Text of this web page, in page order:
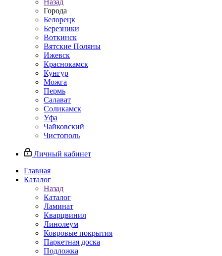
Назад
Города
Белорецк
Березники
Воткинск
Вятские Поляны
Ижевск
Краснокамск
Кунгур
Можга
Пермь
Салават
Соликамск
Уфа
Чайковский
Чистополь
Личный кабинет
Главная
Каталог
Назад
Каталог
Ламинат
Кварцвинил
Линолеум
Ковровые покрытия
Паркетная доска
Подложка